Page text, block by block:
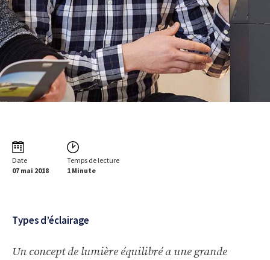
Date
07 mai 2018
Temps de lecture
1 Minute
Types d’éclairage
Un concept de lumière équilibré a une grande